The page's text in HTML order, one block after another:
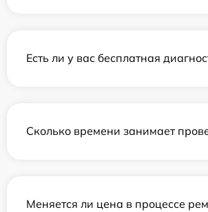
Есть ли у вас бесплатная
Сколько времени занимает
Меняется ли цена в процессе